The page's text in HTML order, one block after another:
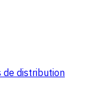
de distribution